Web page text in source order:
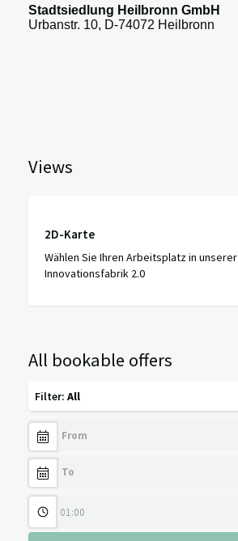
Stadtsiedlung Heilbronn GmbH
Urbanstr. 10, D-74072 Heilbronn
Views
2D-Karte
Wählen Sie Ihren Arbeitsplatz in unserer
Innovationsfabrik 2.0
All bookable offers
Filter: All